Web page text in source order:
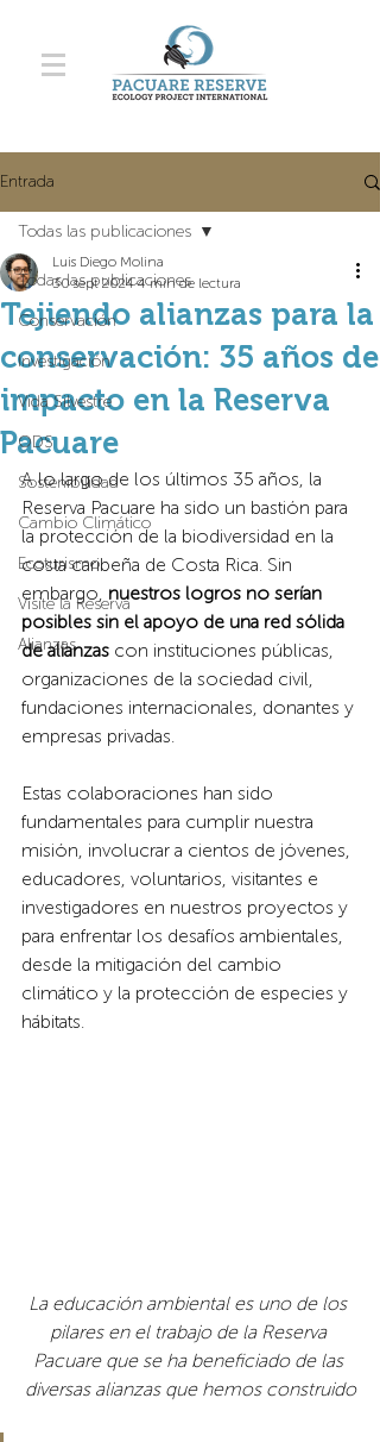
Entrada
Todas las publicaciones
Conservación
Investigación
Vida Silvestre
ODS
Sostenibilidad
Cambio Climático
Ecoturismo
Visite la Reserva
Alianzas
Todas las publicaciones
Tejiendo alianzas para la
conservación: 35 años de
impacto en la Reserva
Pacuare
Luis Diego Molina
30 sept 2024 4 min de lectura
A lo largo de los últimos 35 años, la
Reserva Pacuare ha sido un bastión para
la protección de la biodiversidad en la
costa caribeña de Costa Rica. Sin
embargo, nuestros logros no serían
posibles sin el apoyo de una red sólida
de alianzas con instituciones públicas,
organizaciones de la sociedad civil,
fundaciones internacionales, donantes y
empresas privadas.
Estas colaboraciones han sido
fundamentales para cumplir nuestra
misión, involucrar a cientos de jóvenes,
educadores, voluntarios, visitantes e
investigadores en nuestros proyectos y
para enfrentar los desafíos ambientales,
desde la mitigación del cambio
climático y la protección de especies y
hábitats.
La educación ambiental es uno de los
pilares en el trabajo de la Reserva
Pacuare que se ha beneficiado de las
diversas alianzas que hemos construido